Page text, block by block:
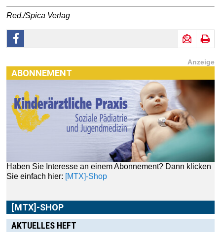
Red./Spica Verlag
Anzeige
ABONNEMENT
Haben Sie Interesse an einem Abonnement? Dann klicken
Sie einfach hier: [MTX]-Shop
[MTX]-SHOP
AKTUELLES HEFT